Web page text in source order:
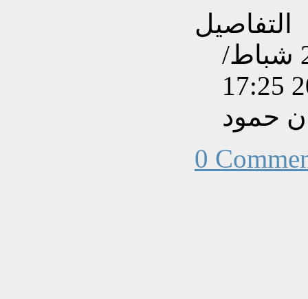
التفاصيل
تم إنشاءه بتاريخ الأربعاء, 28 شباط/
حمود
0